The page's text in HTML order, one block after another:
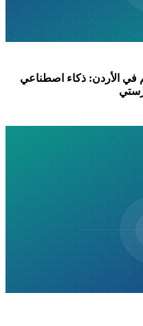
في الأردن: ذكاء اصطناعي